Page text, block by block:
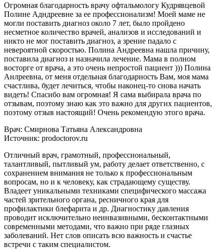
Огромная благодарность врачу офтальмологу Кудрявцевой
Полине Адндреевне за ее профессионализм! Моей маме не
могли поставить диагноз около 7 лет, было пройдено
несметное количество врачей, анализов и исследований и
никто не мог поставить диагноз, а зрение падало с
невероятной скоростью. Полина Андреевна нашла причину,
поставила диагноз и назначила лечение. Мама в полном
восторге от врача, а это очень непростой пациент ))) Полина
Анлреевна, от меня отдельная благодарность Вам, моя мама
счастлива, будет лечиться, чтобы наконец-то снова начать
видеть! Спасибо вам огромная! Я сама выбирала врача по
отзывам, поэтому знаю как это важно для других пациентов,
поэтому отзыв настоящий! Очень рекомендую этого врача.
Врач: Смирнова Татьяна Александровна
Источник: prodoctorov.ru
Отличный врач, грамотный, профессиональный,
талантливый, пытливый ум, работу делает ответственно, с
сохранением внимания не только к профессиональным
вопросам, но и к человеку, как страдающему существу.
Владеет уникальными техниками специфического массажа
частей зрительного органа, ресничного края для
профилактики блефарита и др. Диагностику давления
проводит исключительно неинвазивными, бесконтактными
современными методами, что важно при ряде глазных
заболеваний. Нет слов описать всю важность и счастье
встречи с таким специалистом.